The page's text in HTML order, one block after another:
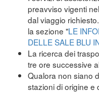
preavviso vigenti
dal viaggio
la sezione "LE
DELLE SALE BLU
La ricerca dei
tre ore successive
Qualora non siano
stazioni di origine e